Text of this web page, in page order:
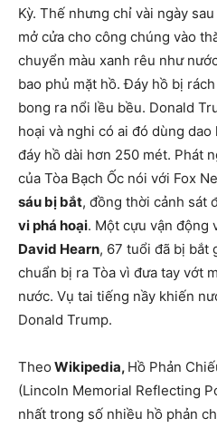
Kỳ. Thế nhưng chỉ vài ngày
mở cửa cho công chúng vào
chuyển màu xanh rêu như
bao phủ mặt hồ. Đáy hồ bị
bong ra nổi lều bều. Donald
hoại và nghi có ai đó dùng
đáy hồ dài hơn 250 mét. Phát
của Tòa Bạch Ốc nói với Fox
sáu bị bắt, đồng thời cảnh sát
vi phá hoại. Một cựu vận động
David Hearn, 67 tuổi đã bị bắt
chuẩn bị ra Tòa vì đưa tay vớt
nước. Vụ tai tiếng nầy khiến
Donald Trump.
Theo Wikipedia, Hồ Phản
(Lincoln Memorial Reflecting
nhất trong số nhiều hồ phản